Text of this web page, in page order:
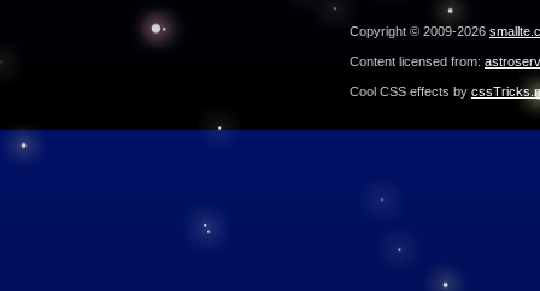
Copyright © 2009-2026
Content licensed from:
Cool CSS effects by